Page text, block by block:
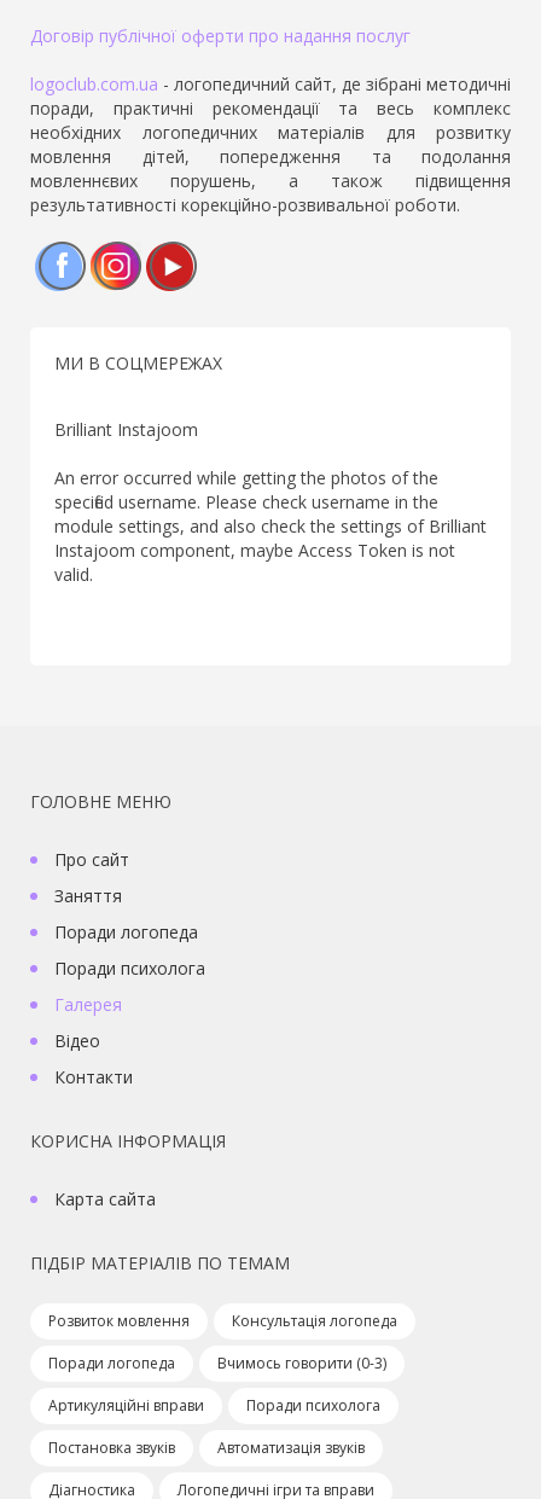
Договір публічної оферти про надання послуг
logoclub.com.ua - логопедичний сайт, де зібрані методичні
поради, практичні рекомендації та весь комплекс
необхідних логопедичних матеріалів для розвитку
мовлення дітей, попередження та подолання
мовленнєвих порушень, а також підвищення
результативності корекційно-розвивальної роботи.
МИ В СОЦМЕРЕЖАХ
Brilliant Instajoom
An error occurred while getting the photos of the
specified username. Please check username in the
module settings, and also check the settings of Brilliant
Instajoom component, maybe Access Token is not
valid.
ГОЛОВНЕ МЕНЮ
Про сайт
Заняття
Поради логопеда
Поради психолога
Галерея
Відео
Контакти
КОРИСНА ІНФОРМАЦІЯ
Карта сайта
ПІДБІР МАТЕРІАЛІВ ПО ТЕМАМ
Розвиток мовлення Консультація логопеда
Поради логопеда Вчимось говорити (0-3)
Артикуляційні вправи Поради психолога
Постановка звуків Автоматизація звуків
Діагностика Логопедичні ігри та вправи